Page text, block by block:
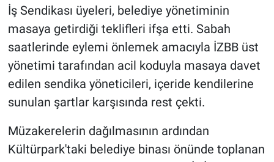
İş Sendikası üyeleri, belediye yönetiminin
masaya getirdiği teklifleri ifşa etti. Sabah
saatlerinde eylemi önlemek amacıyla İZBB üst
yönetimi tarafından acil koduyla masaya davet
edilen sendika yöneticileri, içeride kendilerine
sunulan şartlar karşısında rest çekti.
Müzakerelerin dağılmasının ardından
Kültürpark'taki belediye binası önünde toplanan